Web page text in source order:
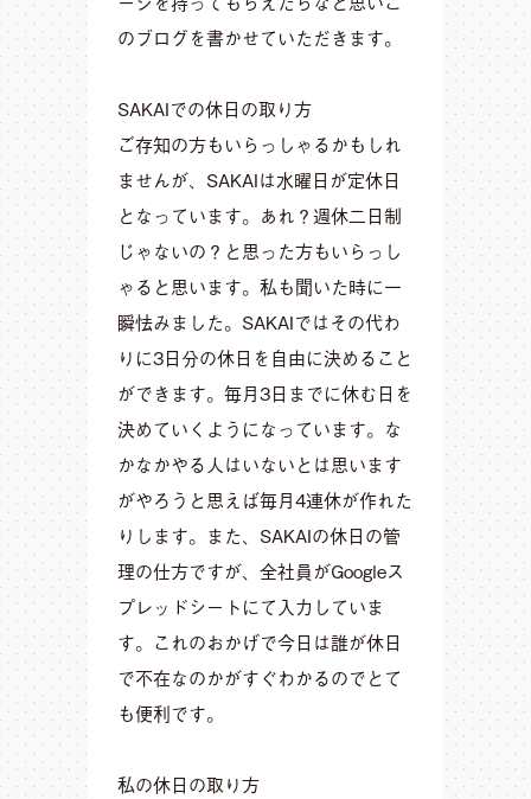
のブログを書かせていただきます。
SAKAIでの休日の取り方
ご存知の方もいらっしゃるかもしれ
ませんが、SAKAIは水曜日が定休日
となっています。あれ？週休二日制
じゃないの？と思った方もいらっし
ゃると思います。私も聞いた時に一
瞬怯みました。SAKAIではその代わ
りに3日分の休日を自由に決めること
ができます。毎月3日までに休む日を
決めていくようになっています。な
かなかやる人はいないとは思います
がやろうと思えば毎月4連休が作れた
りします。また、SAKAIの休日の管
理の仕方ですが、全社員がGoogleス
プレッドシートにて入力していま
す。これのおかげで今日は誰が休日
で不在なのかがすぐわかるのでとて
も便利です。
私の休日の取り方